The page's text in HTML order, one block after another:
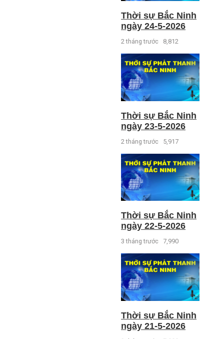
Thời sự Bắc Ninh
ngày 24-5-2026
2 tháng trước 8,812
Thời sự Bắc Ninh
ngày 23-5-2026
2 tháng trước 5,917
Thời sự Bắc Ninh
ngày 22-5-2026
3 tháng trước 7,990
Thời sự Bắc Ninh
ngày 21-5-2026